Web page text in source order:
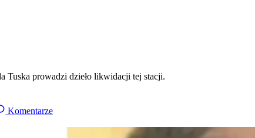
Tuska prowadzi dzieło likwidacji tej stacji.
Komentarze